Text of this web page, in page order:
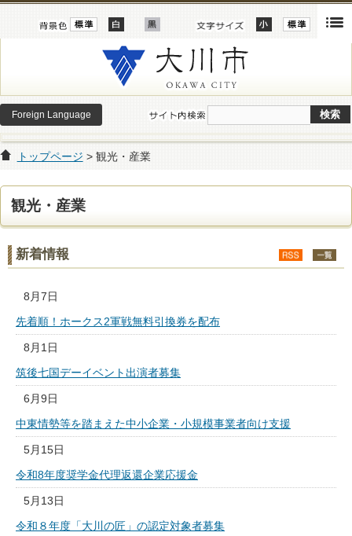
Foreign Language
トップページ > 観光・産業
観光・産業
新着情報
8月7日
先着順！ホークス2軍戦無料引換券を配布
8月1日
筑後七国デーイベント出演者募集
6月9日
中東情勢等を踏まえた中小企業・小規模事業者向け支援
5月15日
令和8年度奨学金代理返還企業応援金
5月13日
令和８年度「大川の匠」の認定対象者募集